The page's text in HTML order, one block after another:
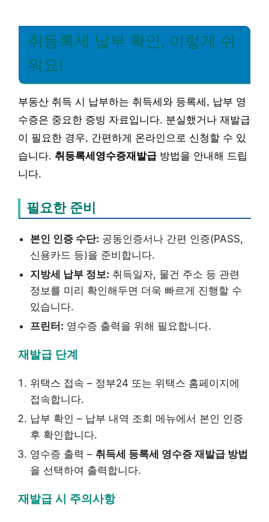
취등록세 납부 확인, 이렇게 쉬
워요!
부동산 취득 시 납부하는 취득세와 등록세, 납부 영
수증은 중요한 증빙 자료입니다. 분실했거나 재발급
이 필요한 경우, 간편하게 온라인으로 신청할 수 있
습니다. 취등록세영수증재발급 방법을 안내해 드립
니다.
필요한 준비
본인 인증 수단: 공동인증서나 간편 인증(PASS,
신용카드 등)을 준비합니다.
지방세 납부 정보: 취득일자, 물건 주소 등 관련
정보를 미리 확인해두면 더욱 빠르게 진행할 수
있습니다.
프린터: 영수증 출력을 위해 필요합니다.
재발급 단계
위택스 접속 – 정부24 또는 위택스 홈페이지에
접속합니다.
납부 확인 – 납부 내역 조회 메뉴에서 본인 인증
후 확인합니다.
영수증 출력 – 취득세 등록세 영수증 재발급 방법
을 선택하여 출력합니다.
재발급 시 주의사항